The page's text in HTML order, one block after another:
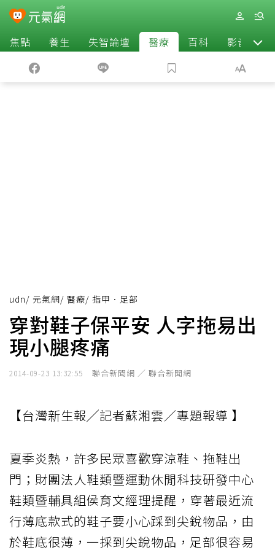
焦點 養生 失智論壇 醫療 百科 影音
udn/ 元氣網/ 醫療/ 指甲．足部
穿對鞋子保平安 人字拖易出
現小腿疼痛
2014-09-23 13:32:55 聯合新聞網 ／ 聯合新聞網
【台灣新生報╱記者蘇湘雲／專題報導 】
夏季炎熱，許多民眾喜歡穿涼鞋、拖鞋出
門；財團法人鞋類暨運動休閒科技研發中心
鞋類暨輔具組侯育文經理提醒，穿著最近流
行薄底款式的鞋子要小心踩到尖銳物品，由
於鞋底很薄，一採到尖銳物品，足部很容易